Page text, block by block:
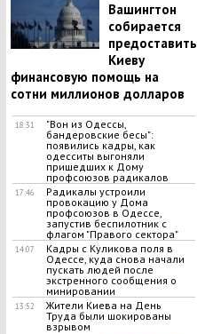
Вашингтон
собирается
предоставить
Киеву
финансовую помощь на
сотни миллионов долларов
18:31
"Вон из Одессы,
бандеровские бесы":
появились кадры, как
одесситы выгоняли
пришедших к Дому
профсоюзов радикалов
17:46
Радикалы устроили
провокацию у Дома
профсоюзов в Одессе,
запустив беспилотник с
флагом "Правого сектора"
14:07
Кадры с Куликова поля в
Одессе, куда снова начали
пускать людей после
экстренного сообщения о
минировании
13:52
Жители Киева на День
Труда были шокированы
взрывом